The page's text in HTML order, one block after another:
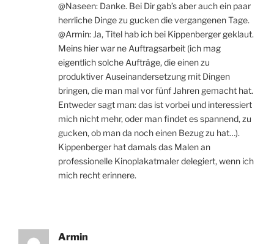
@Naseen: Danke. Bei Dir gab’s aber auch ein paar
herrliche Dinge zu gucken die vergangenen Tage.
@Armin: Ja, Titel hab ich bei Kippenberger geklaut.
Meins hier war ne Auftragsarbeit (ich mag
eigentlich solche Aufträge, die einen zu
produktiver Auseinandersetzung mit Dingen
bringen, die man mal vor fünf Jahren gemacht hat.
Entweder sagt man: das ist vorbei und interessiert
mich nicht mehr, oder man findet es spannend, zu
gucken, ob man da noch einen Bezug zu hat…).
Kippenberger hat damals das Malen an
professionelle Kinoplakatmaler delegiert, wenn ich
mich recht erinnere.
Armin